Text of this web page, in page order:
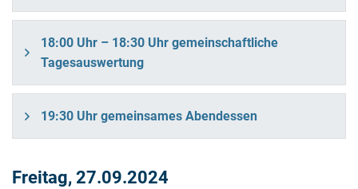
18:00 Uhr – 18:30 Uhr gemeinschaftliche
Tagesauswertung
19:30 Uhr gemeinsames Abendessen
Freitag, 27.09.2024